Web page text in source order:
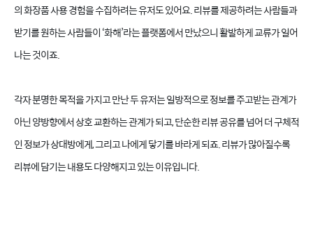
의 화장품 사용 경험을 수집하려는 유저도 있어요. 리뷰를 제공하려는 사람들과
받기를 원하는 사람들이 ‘화해’라는 플랫폼에서 만났으니 활발하게 교류가 일어
나는 것이죠.
각자 분명한 목적을 가지고 만난 두 유저는 일방적으로 정보를 주고받는 관계가
아닌 양방향에서 상호 교환하는 관계가 되고, 단순한 리뷰 공유를 넘어 더 구체적
인 정보가 상대방에게, 그리고 나에게 닿기를 바라게 되죠. 리뷰가 많아질수록
리뷰에 담기는 내용도 다양해지고 있는 이유입니다.